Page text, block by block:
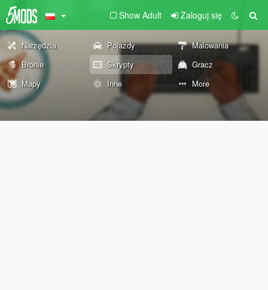
Show Adult Zaloguj się
Narzędzia Pojazdy
Malowania
Bronie
Skrypty
Gracz
Mapy
Inne More